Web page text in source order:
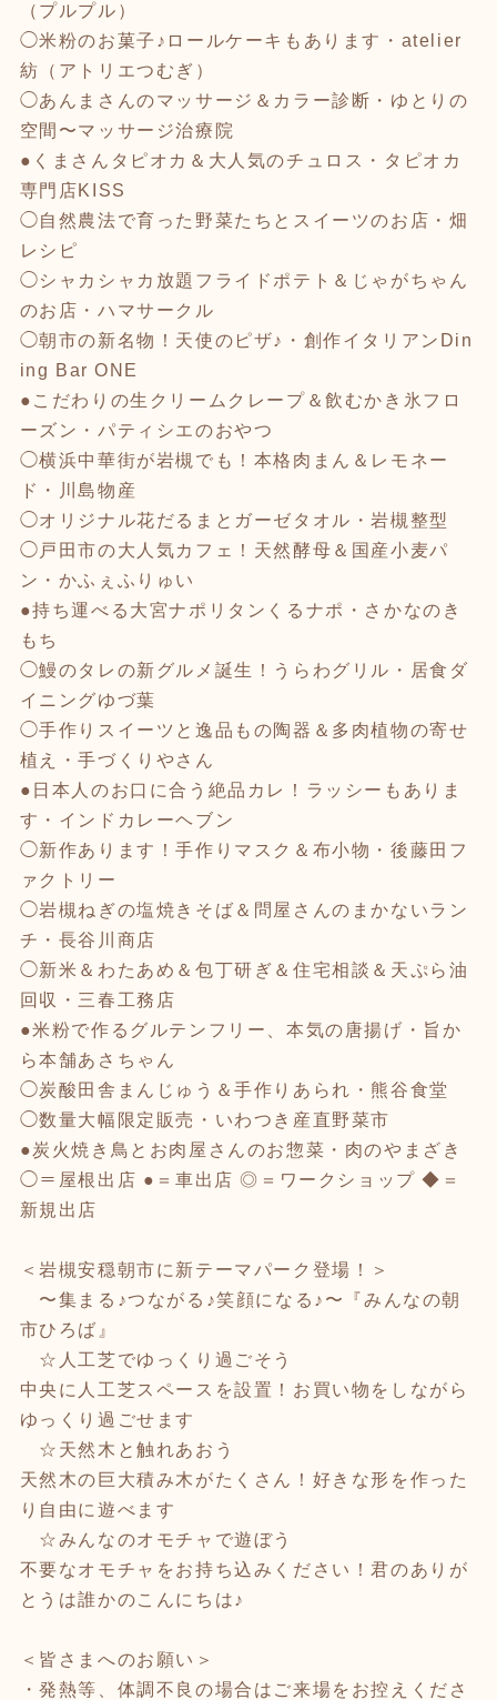
（プルプル）
◯米粉のお菓子♪ロールケーキもあります・atelier
紡（アトリエつむぎ）
◯あんまさんのマッサージ＆カラー診断・ゆとりの
空間〜マッサージ治療院
●くまさんタピオカ＆大人気のチュロス・タピオカ
専門店KISS
◯自然農法で育った野菜たちとスイーツのお店・畑
レシピ
◯シャカシャカ放題フライドポテト＆じゃがちゃん
のお店・ハマサークル
◯朝市の新名物！天使のピザ♪・創作イタリアンDin
ing Bar ONE
●こだわりの生クリームクレープ＆飲むかき氷フロ
ーズン・パティシエのおやつ
◯横浜中華街が岩槻でも！本格肉まん＆レモネー
ド・川島物産
◯オリジナル花だるまとガーゼタオル・岩槻整型
◯戸田市の大人気カフェ！天然酵母＆国産小麦パ
ン・かふぇふりゅい
●持ち運べる大宮ナポリタンくるナポ・さかなのき
もち
◯鰻のタレの新グルメ誕生！うらわグリル・居食ダ
イニングゆづ葉
◯手作りスイーツと逸品もの陶器＆多肉植物の寄せ
植え・手づくりやさん
●日本人のお口に合う絶品カレ！ラッシーもありま
す・インドカレーヘブン
◯新作あります！手作りマスク＆布小物・後藤田フ
ァクトリー
◯岩槻ねぎの塩焼きそば＆問屋さんのまかないラン
チ・長谷川商店
◯新米＆わたあめ＆包丁研ぎ＆住宅相談＆天ぷら油
回収・三春工務店
●米粉で作るグルテンフリー、本気の唐揚げ・旨か
ら本舗あさちゃん
◯炭酸田舎まんじゅう＆手作りあられ・熊谷食堂
◯数量大幅限定販売・いわつき産直野菜市
●炭火焼き鳥とお肉屋さんのお惣菜・肉のやまざき
◯＝屋根出店 ●＝車出店 ◎＝ワークショップ ◆＝
新規出店
＜岩槻安穏朝市に新テーマパーク登場！＞
〜集まる♪つながる♪笑顔になる♪〜『みんなの朝
市ひろば』
☆人工芝でゆっくり過ごそう
中央に人工芝スペースを設置！お買い物をしながら
ゆっくり過ごせます
☆天然木と触れあおう
天然木の巨大積み木がたくさん！好きな形を作った
り自由に遊べます
☆みんなのオモチャで遊ぼう
不要なオモチャをお持ち込みください！君のありが
とうは誰かのこんにちは♪
＜皆さまへのお願い＞
・発熱等、体調不良の場合はご来場をお控えくださ